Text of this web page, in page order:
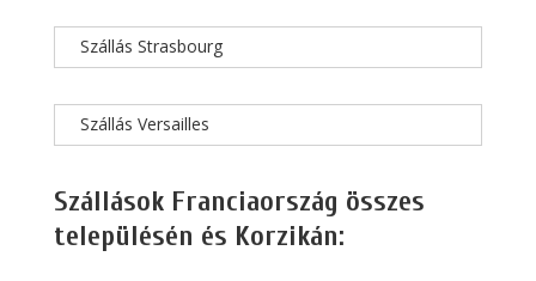
Szállás Strasbourg
Szállás Versailles
Szállások Franciaország összes
településén és Korzikán: